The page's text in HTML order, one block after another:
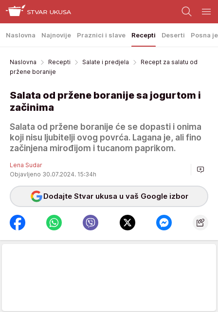
Naslovna Najnovije Praznici i slave Recepti Deserti Posna
Naslovna Recepti Salate i predjela
Recept za salatu od
pržene boranije
Salata od pržene boranije sa jogurtom i
začinima
Salata od pržene boranije će se dopasti i onima
koji nisu ljubitelji ovog povrća. Lagana je, ali fino
začinjena mirođijom i tucanom paprikom.
Lena Sudar
Objavljeno 30.07.2024. 15:34h
Dodajte Stvar ukusa u vaš Google izbor